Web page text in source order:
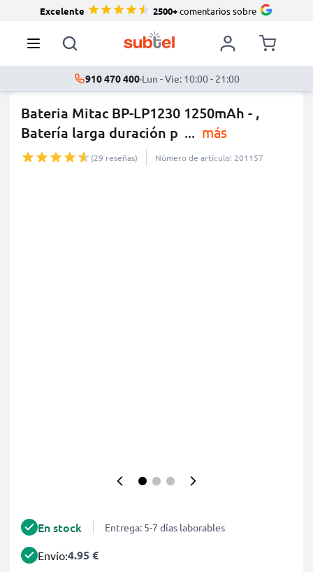
Excelente 2500+comentarios sobre
910 470 400·Lun - Vie: 10:00 - 21:00
Bateria Mitac BP-LP1230 1250mAh - ,
Batería larga duración p ... más
(29 reseñas) Número de artículo: 201157
En stock Entrega: 5-7 días laborables
Envío:4.95 €